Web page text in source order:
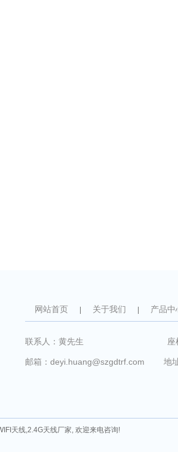
网站首页 关于我们 产品中
联系人：黄先生 座机：
邮箱：deyi.huang@szgdtrf.com 地址
天线,2.4G天线厂家, 欢迎来电咨询!